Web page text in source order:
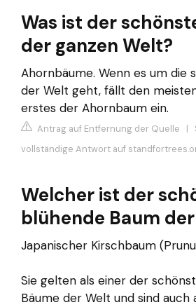
Was ist der
der ganzen Welt?
Ahornbäume. Wenn es um die
der Welt geht, fällt den
erstes der Ahornbaum ein.
Antrag auf Entfernung der Quelle |
vollständige Antwort auf
Welcher ist der
blühende Baum
Japanischer Kirschbaum
Sie gelten als einer der
Bäume der Welt und sind auch